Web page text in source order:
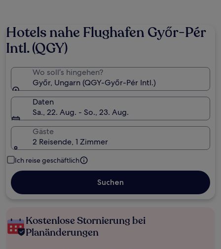
Hotels nahe Flughafen Győr-Pér
Intl. (QGY)
Wo soll’s hingehen?
Győr, Ungarn (QGY-Győr-Pér Intl.)
Daten
Sa., 22. Aug. - So., 23. Aug.
Gäste
2 Reisende, 1 Zimmer
Ich reise geschäftlich
Suchen
Kostenlose Stornierung bei
Planänderungen